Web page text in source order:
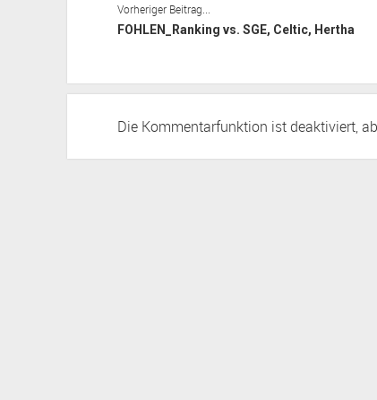
Vorheriger Beitrag...
FOHLEN_Ranking vs. SGE, Celtic, Hertha
Die Kommentarfunktion ist deaktiviert,